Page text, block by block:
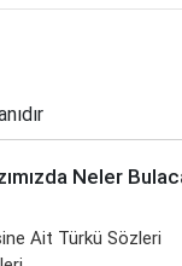
Neler
Ait Türkü Sözleri